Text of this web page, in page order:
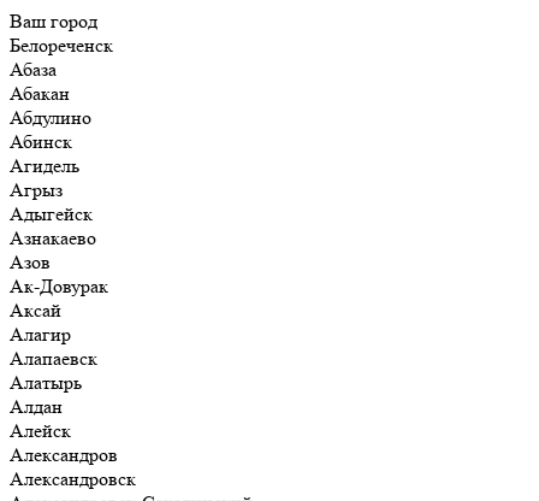
Ваш город
Белореченск
Абаза
Абакан
Абдулино
Абинск
Агидель
Агрыз
Адыгейск
Азнакаево
Азов
Ак-Довурак
Аксай
Алагир
Алапаевск
Алатырь
Алдан
Алейск
Александров
Александровск